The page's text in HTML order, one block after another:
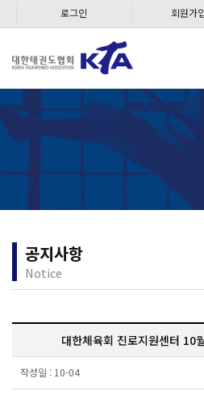
로그인 회원가
공지사항
Notice
대한체육회 진로지원센터 10
작성일 : 10-04